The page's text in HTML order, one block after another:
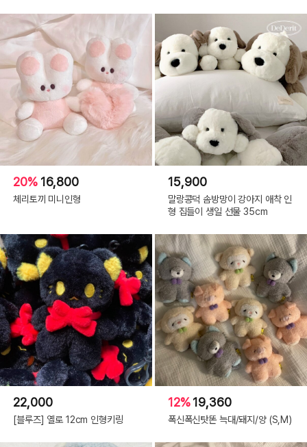
20% 16,800
체리토끼 미니인형
15,900
말랑콩덕 솜방망이 강아지 애착 인
형 집들이 생일 선물 35cm
22,000
[블루즈] 옐로 12cm 인형키링
12%19,360
폭신폭신탓똔 늑대/돼지/양 (S,M)